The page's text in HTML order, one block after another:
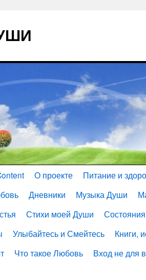
О проекте
Питание и
Дневники Музыка Души
Стихи моей Души
Улыбайтесь и Смейтесь
Книги,
Что такое Любовь Вход не для